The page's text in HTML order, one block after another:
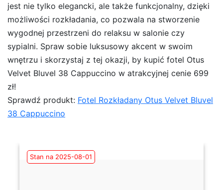
jest nie tylko elegancki, ale także funkcjonalny, dzięki
możliwości rozkładania, co pozwala na stworzenie
wygodnej przestrzeni do relaksu w salonie czy
sypialni. Spraw sobie luksusowy akcent w swoim
wnętrzu i skorzystaj z tej okazji, by kupić fotel Otus
Velvet Bluvel 38 Cappuccino w atrakcyjnej cenie 699
zł!
Sprawdź produkt: Fotel Rozkładany Otus Velvet Bluvel
38 Cappuccino
Stan na 2025-08-01